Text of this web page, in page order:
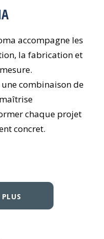
accompagne les
la fabrication et
combinaison de
chaque projet
concret.